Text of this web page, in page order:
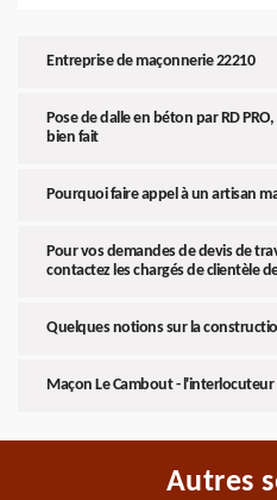
Entreprise de maçonnerie 22210
Pose de dalle en béton par RD
bien fait
Pourquoi faire appel à un artisan
Pour vos demandes de devis de
contactez les chargés de clientèle de
Quelques notions sur la
Maçon Le Cambout -
Autres